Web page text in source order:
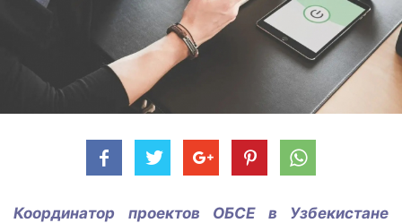
Координатор проектов ОБСЕ в Узбекистане